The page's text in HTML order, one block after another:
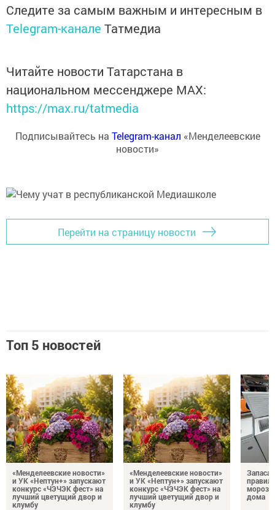
Следите за самым важным и интересным в
Telegram-канале Татмедиа
Читайте новости Татарстана в
национальном мессенджере MАХ:
https://max.ru/tatmedia
Подписывайтесь на Telegram-канал «Менделеевские
новости»
Перейти на страницу новости
Топ 5 новостей
«Менделеевские новости»
и УК «Нептун+» запускают
конкурс «ЧЭЧЭК фест» на
лучший цветущий двор и
клумбу
«Менделеевские новости»
и УК «Нептун+» запускают
конкурс «ЧЭЧЭК фест» на
лучший цветущий двор и
клумбу
дома